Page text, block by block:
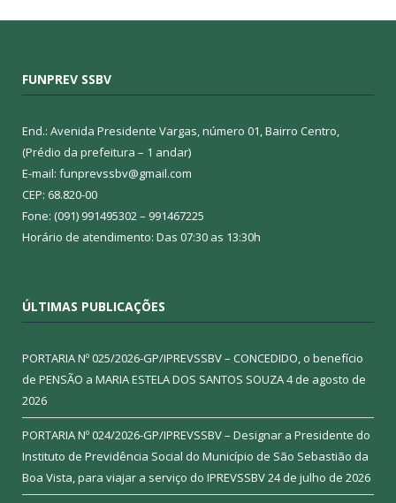
FUNPREV SSBV
End.: Avenida Presidente Vargas, número 01, Bairro Centro,
(Prédio da prefeitura – 1 andar)
E-mail: funprevssbv@gmail.com
CEP: 68.820-00
Fone: (091) 991495302 – 991467225
Horário de atendimento: Das 07:30 as 13:30h
ÚLTIMAS PUBLICAÇÕES
PORTARIA Nº 025/2026-GP/IPREVSSBV – CONCEDIDO, o benefício
de PENSÃO a MARIA ESTELA DOS SANTOS SOUZA4 de agosto de
2026
PORTARIA Nº 024/2026-GP/IPREVSSBV – Designar a Presidente do
Instituto de Previdência Social do Município de São Sebastião da
Boa Vista, para viajar a serviço do IPREVSSBV24 de julho de 2026